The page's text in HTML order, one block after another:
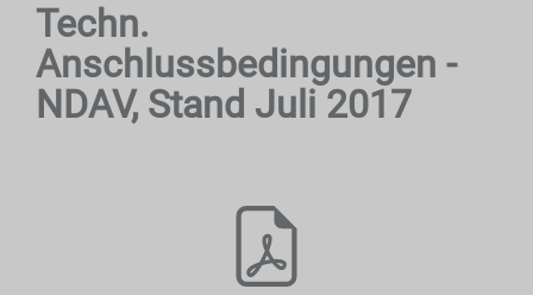
Techn.
Anschlussbedingungen -
NDAV, Stand Juli 2017